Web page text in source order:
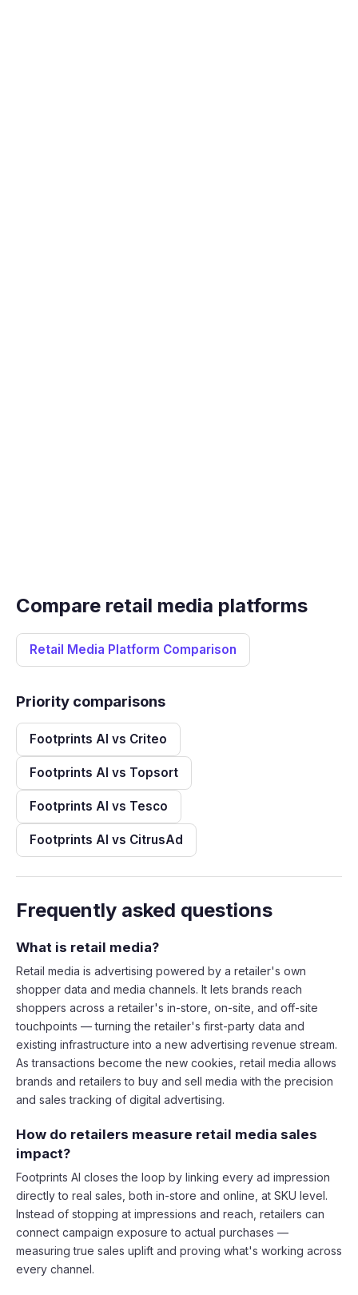
Compare retail media platforms
Retail Media Platform Comparison
Priority comparisons
Footprints AI vs Criteo
Footprints AI vs Topsort
Footprints AI vs Tesco
Footprints AI vs CitrusAd
Frequently asked questions
What is retail media?
Retail media is advertising powered by a retailer's own
shopper data and media channels. It lets brands reach
shoppers across a retailer's in-store, on-site, and off-site
touchpoints — turning the retailer's first-party data and
existing infrastructure into a new advertising revenue stream.
As transactions become the new cookies, retail media allows
brands and retailers to buy and sell media with the precision
and sales tracking of digital advertising.
How do retailers measure retail media sales
impact?
Footprints AI closes the loop by linking every ad impression
directly to real sales, both in-store and online, at SKU level.
Instead of stopping at impressions and reach, retailers can
connect campaign exposure to actual purchases —
measuring true sales uplift and proving what's working across
every channel.